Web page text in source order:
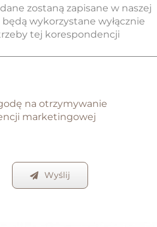
zostaną zapisane w naszej
będą wykorzystane wyłącznie
tej korespondencji
na otrzymywanie
marketingowej
Wyślij